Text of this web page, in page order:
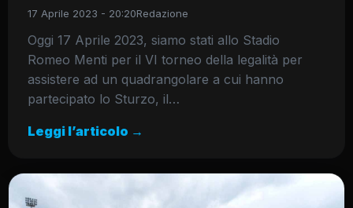
17 Aprile 2023 - 20:20Redazione
Oggi 17 Aprile 2023, siamo stati allo Stadio
Romeo Menti per il VI torneo della legalità per
assistere ad un quadrangolare a cui hanno
partecipato lo Sturzo, il…
Leggi l’articolo →